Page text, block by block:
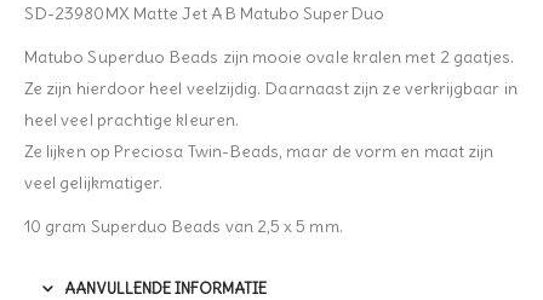
SD-23980MX Matte Jet AB Matubo SuperDuo
Matubo Superduo Beads zijn mooie ovale kralen met 2 gaatjes.
Ze zijn hierdoor heel veelzijdig. Daarnaast zijn ze verkrijgbaar in
heel veel prachtige kleuren.
Ze lijken op Preciosa Twin-Beads, maar de vorm en maat zijn
veel gelijkmatiger.
10 gram Superduo Beads van 2,5 x 5 mm.
AANVULLENDE INFORMATIE